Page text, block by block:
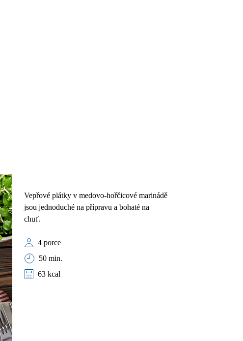
Vepřové plátky v medovo-hořčicové marinádě
jsou jednoduché na přípravu a bohaté na
chuť.
4 porce
50 min.
63 kcal